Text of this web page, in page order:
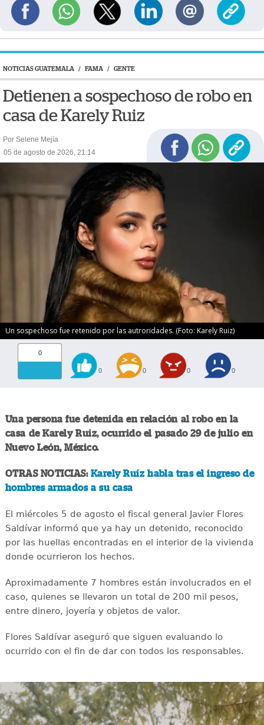
NOTICIAS GUATEMALA / FAMA / GENTE
Detienen a sospechoso de robo en
casa de Karely Ruiz
Por Selene Mejía
05 de agosto de 2026, 21:14
Un sospechoso fue retenido por las autroridades. (Foto: Karely Ruiz)
0
0 0 0 0
Una persona fue detenida en relación al robo en la
casa de Karely Ruiz, ocurrido el pasado 29 de julio en
Nuevo León, México.
OTRAS NOTICIAS: Karely Ruíz habla tras el ingreso de
hombres armados a su casa
El miércoles 5 de agosto el fiscal general Javier Flores
Saldívar informó que ya hay un detenido, reconocido
por las huellas encontradas en el interior de la vivienda
donde ocurrieron los hechos.
Aproximadamente 7 hombres están involucrados en el
caso, quienes se llevaron un total de 200 mil pesos,
entre dinero, joyería y objetos de valor.
Flores Saldívar aseguró que siguen evaluando lo
ocurrido con el fin de dar con todos los responsables.